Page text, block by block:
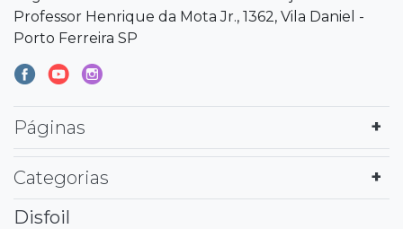
Professor Henrique da Mota Jr., 1362, Vila Daniel -
Porto Ferreira SP
Páginas
Categorias
Disfoil